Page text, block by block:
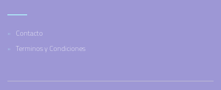
Contacto
Terminos y Condiciones